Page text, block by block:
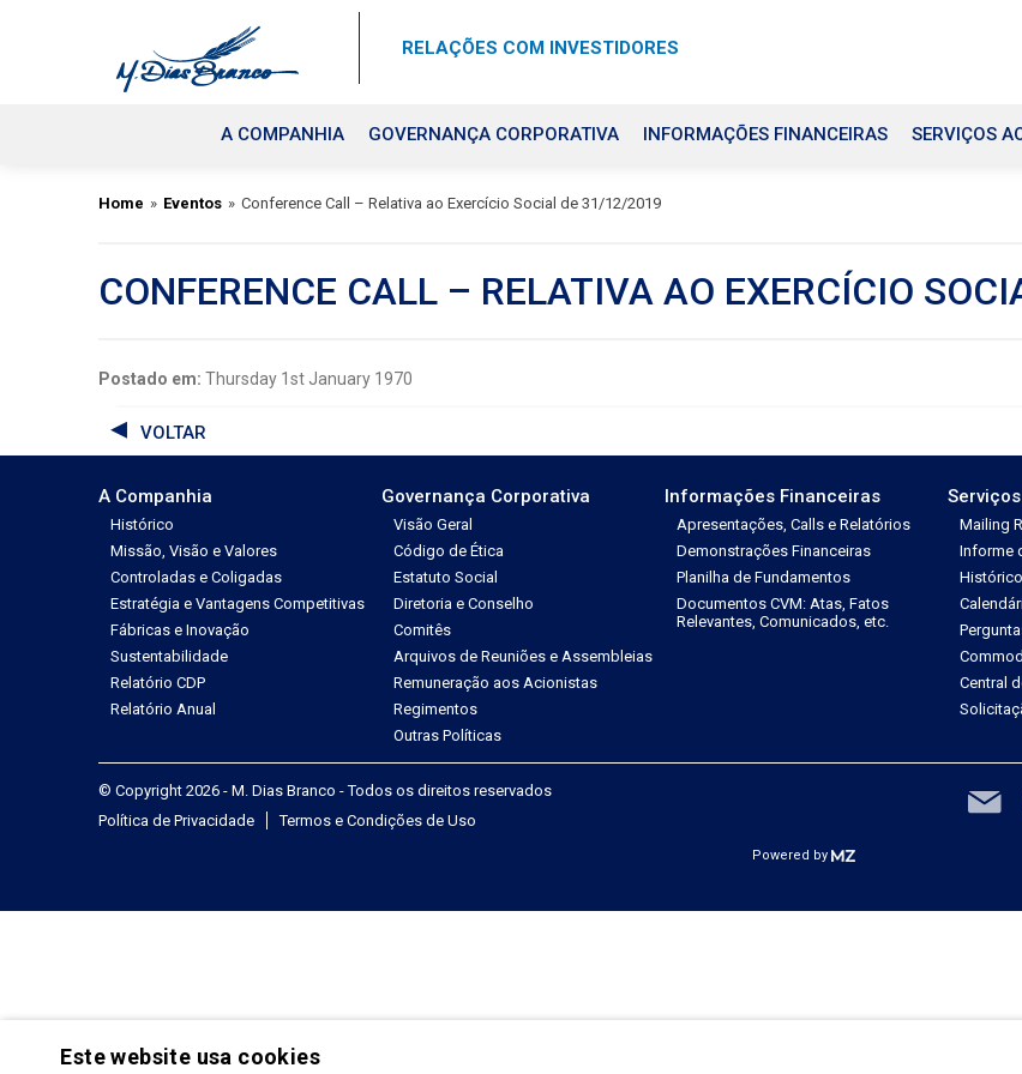
RELAÇÕES COM INVESTIDORES
A COMPANHIA GOVERNANÇA CORPORATIVA INFORMAÇÕES FINANCEIRAS SERVIÇOS
Home » Eventos » Conference Call – Relativa ao Exercício Social de 31/12/2019
CONFERENCE CALL – RELATIVA AO EXERCÍCIO
Postado em: Thursday 1st January 1970
VOLTAR
A Companhia
Histórico
Missão, Visão e Valores
Controladas e Coligadas
Estratégia e Vantagens Competitivas
Fábricas e Inovação
Sustentabilidade
Relatório CDP
Relatório Anual
Governança Corporativa
Visão Geral
Código de Ética
Estatuto Social
Diretoria e Conselho
Comitês
Arquivos de Reuniões e Assembleias
Remuneração aos Acionistas
Regimentos
Outras Políticas
Informações Financeiras
Apresentações, Calls e Relatórios
Demonstrações Financeiras
Planilha de Fundamentos
Documentos CVM: Atas, Fatos
Relevantes, Comunicados, etc.
Mailing
Informe
Central
© Copyright 2026 - M. Dias Branco - Todos os direitos reservados
Política de Privacidade
Termos e Condições de Uso
Powered by
Este website usa cookies